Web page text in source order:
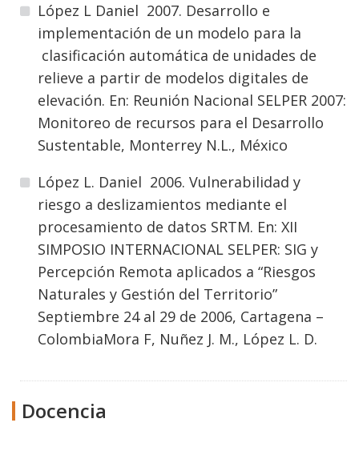
López L Daniel 2007. Desarrollo e
implementación de un modelo para la
clasificación automática de unidades de
relieve a partir de modelos digitales de
elevación. En: Reunión Nacional SELPER 2007:
Monitoreo de recursos para el Desarrollo
Sustentable, Monterrey N.L., México
López L. Daniel 2006. Vulnerabilidad y
riesgo a deslizamientos mediante el
procesamiento de datos SRTM. En: XII
SIMPOSIO INTERNACIONAL SELPER: SIG y
Percepción Remota aplicados a “Riesgos
Naturales y Gestión del Territorio”
Septiembre 24 al 29 de 2006, Cartagena –
ColombiaMora F, Nuñez J. M., López L. D.
Docencia